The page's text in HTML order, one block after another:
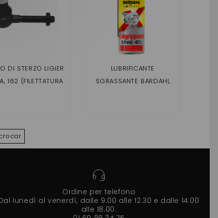
DI STERZO LIGIER
162 (FILETTATURA
LUBRIFICANTE
SGRASSANTE BARDAHL
Ordine per telefono
lunedì al venerdì, dalle 9.00 alle 12.30 e dalle 14.00
alle 18.00.